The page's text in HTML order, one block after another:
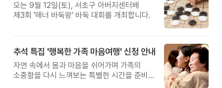
오는 9월 12일(토), 서초구 아버지센터배
제3회 '매너 바둑왕' 바둑 대회를 개최합니다.
추석 특집 '행복한 가족 마음여행' 신청 안내
자연 속에서 몸과 마음을 쉬어가며 가족의
소중함을 다시 느껴보는 특별한 시간을 준비해